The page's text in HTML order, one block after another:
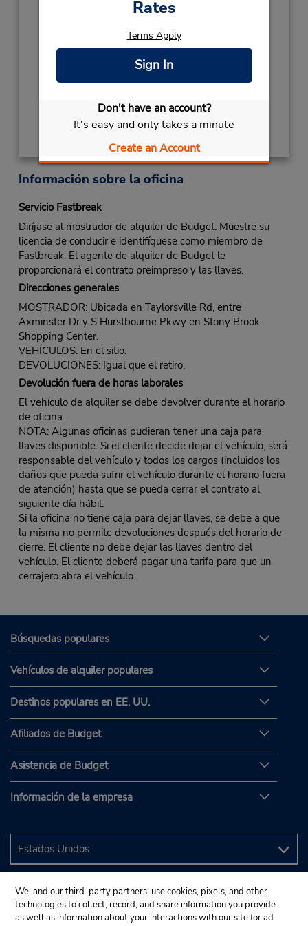
Rates
Terms Apply
Sign In
Don't have an account?
It's easy and only takes a minute
Create an Account
NEW YEARS DAYJanuary 1 closed
Ubicación para depositar llaves
Información sobre la oficina
Servicio Fastbreak
Diríjase al mostrador de alquiler de Budget. Muestre su
licencia de conducir e identifíquese como miembro de
Fastbreak. El agente de alquiler de Budget le
proporcionará el contrato preimpreso y las llaves.
Direcciones generales
MOSTRADOR: Ubicada en Taylorsville Rd, entre
Axminster Dr y S Hurstbourne Pkwy en Stony Brook
Shopping Center.
VEHÍCULOS: En el sitio.
DEVOLUCIONES: Igual que el retiro.
Devolución fuera de horas laborales
El vehículo de alquiler se debe devolver durante el horario
de oficina.
NOTA: Algunas oficinas pudieran tener una caja para
llaves disponible. Si el cliente decide dejar el vehículo, será
responsable del vehículo y todos los cargos (incluidos los
daños que pueda sufrir el vehículo durante el horario fuera
de atención) hasta que se pueda cerrar el contrato al
siguiente día hábil.
Si la oficina no tiene caja para dejar llaves, se debe a que
la misma no permite devoluciones después del horario de
cierre. El cliente no debe dejar las llaves dentro del
vehículo. El cliente deberá pagar una tarifa para que un
cerrajero abra el vehículo.
Búsquedas populares
Vehículos de alquiler populares
Destinos populares en EE. UU.
Afiliados de Budget
Asistencia de Budget
Información de la empresa
We, and our third-party partners, use cookies, pixels, and other
technologies to collect, record, and share information you provide
as well as information about your interactions with our site for ad